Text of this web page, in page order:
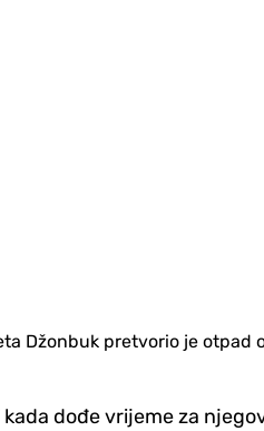
Džonbuk pretvorio je otpad
dođe vrijeme za